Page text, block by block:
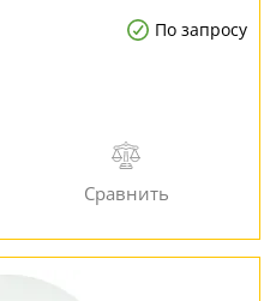
По запросу